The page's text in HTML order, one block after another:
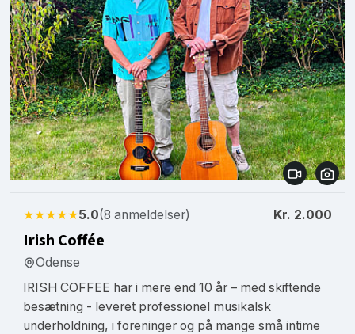
★★★★★5.0(8 anmeldelser) Kr. 2.000
Irish Coffée
Odense
IRISH COFFEE har i mere end 10 år – med skiftende
besætning - leveret professionel musikalsk
underholdning, i foreninger og på mange små intime